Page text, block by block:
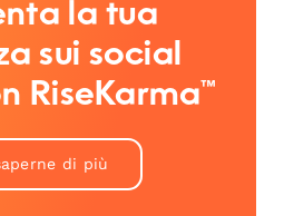
la tua
sui social
RiseKarma™
di più